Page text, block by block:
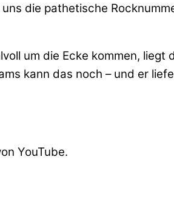
die pathetische
um die Ecke kommen,
kann das noch – und er
YouTube.